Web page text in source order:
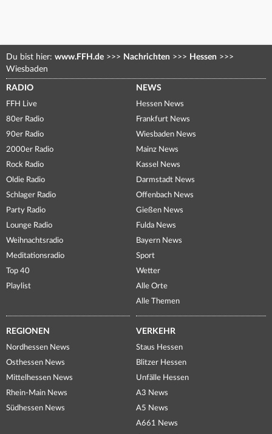
Du bist hier: www.FFH.de >>> Nachrichten >>> Hessen >>>
Wiesbaden
RADIO
FFH Live
80er Radio
90er Radio
2000er Radio
Rock Radio
Oldie Radio
Schlager Radio
Party Radio
Lounge Radio
Weihnachtsradio
Meditationsradio
Top 40
Playlist
NEWS
Hessen News
Frankfurt News
Wiesbaden News
Mainz News
Kassel News
Darmstadt News
Offenbach News
Gießen News
Fulda News
Bayern News
Sport
Wetter
Alle Orte
Alle Themen
REGIONEN
Nordhessen News
Osthessen News
Mittelhessen News
Rhein-Main News
Südhessen News
VERKEHR
Staus Hessen
Blitzer Hessen
Unfälle Hessen
A3 News
A5 News
A661 News